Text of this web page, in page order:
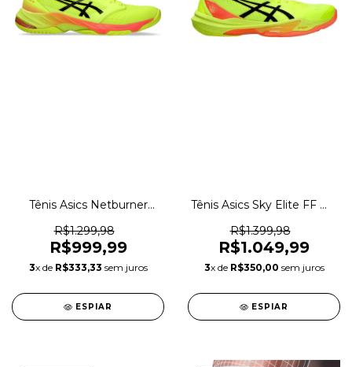
Tênis Asics Netburner
Vôlei Indoor Original
1magnus
R$1.299,98
R$999,99
3x de R$333,33 sem juros
ESPIAR
Tênis Asics Sky Elite FF MT
Original 1magnus
R$1.399,98
R$1.049,99
3x de R$350,00 sem juros
ESPIAR